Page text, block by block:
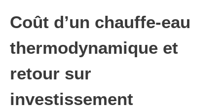
Coût d’un chauffe-eau
thermodynamique et
retour sur
investissement